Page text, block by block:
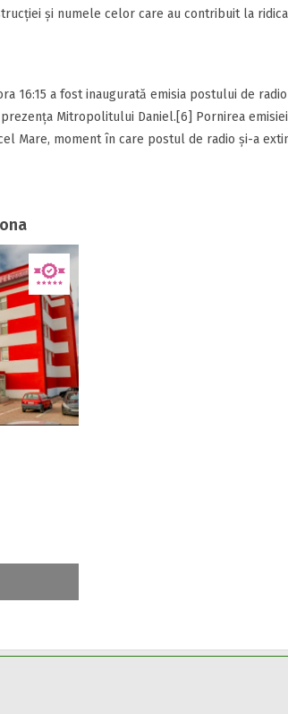
și numele celor care au contribuit la
16:15 a fost inaugurată emisia postului de
Mitropolitului Daniel.[6] Pornirea
Mare, moment în care postul de radio și-a
oferte speciale, rezervari online.